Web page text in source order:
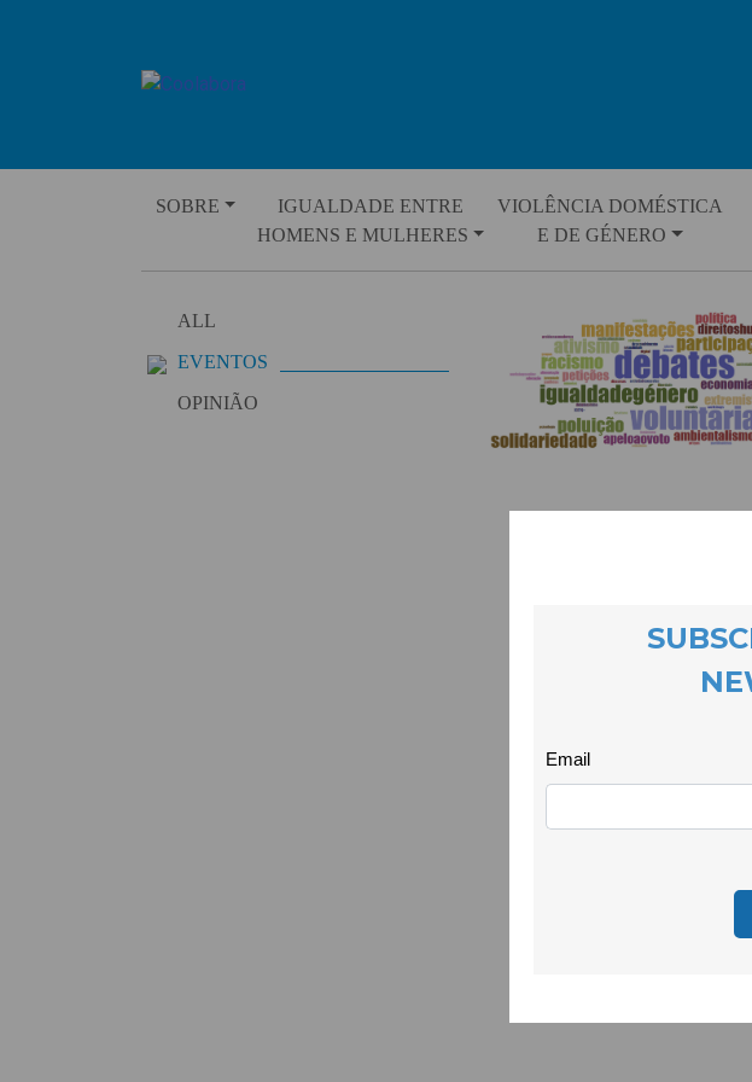
SOBRE
IGUALDADE ENTRE
HOMENS E MULHERES
VIOLÊNCIA DOMÉSTICA
E DE GÉNERO
ALL
EVENTOS
OPINIÃO